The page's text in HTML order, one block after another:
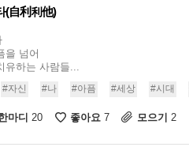
(自利利他)
을 넘어
유하는 사람들...
#자신 #나 #아픔 #세상 #시대
마디 20 좋아요 7 모으기 2